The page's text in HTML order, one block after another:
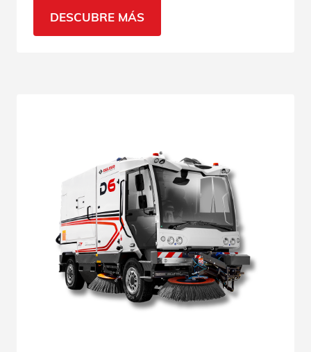
Consulta las características sostenibles.
DESCUBRE MÁS